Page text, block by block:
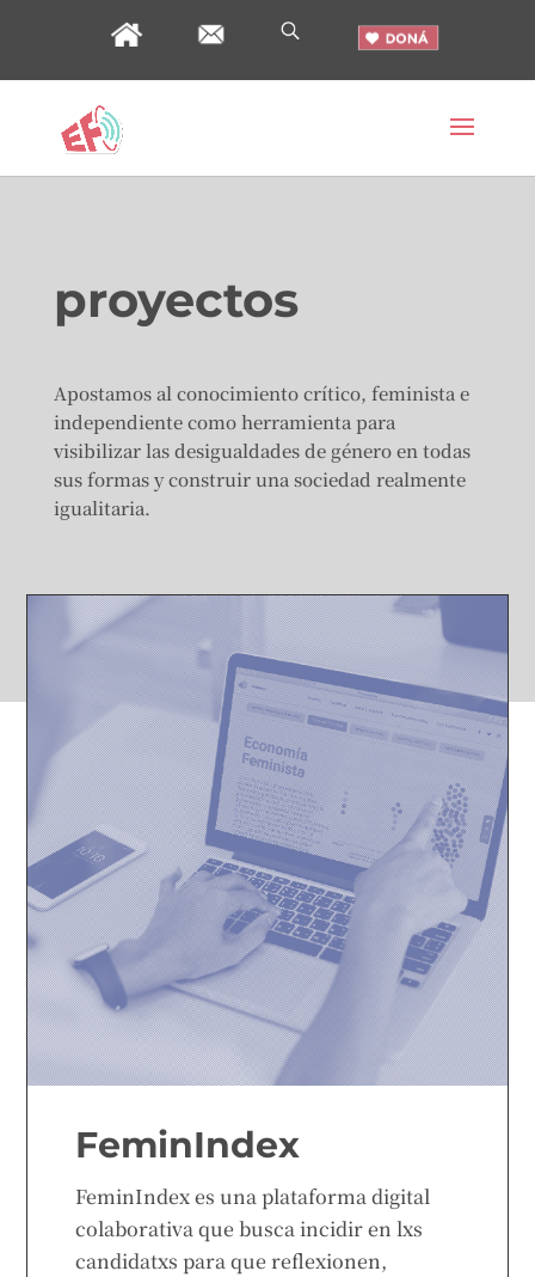
proyectos
Apostamos al conocimiento crítico, feminista e
independiente como herramienta para
visibilizar las desigualdades de género en todas
sus formas y construir una sociedad realmente
igualitaria.
FeminIndex
FeminIndex es una plataforma digital
colaborativa que busca incidir en lxs
candidatxs para que reflexionen,